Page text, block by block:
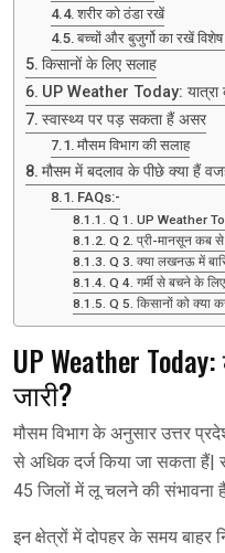
शरीर को ठंडा रखें
बच्चों और बुजुर्गो का रखें विशेष
किसानों के लिए सलाह
UP Weather Today: यात्रा
स्वास्थ्य पर पड़ सकता हैं असर
मौसम विभाग की सलाह
मौसम में बदलाव के पीछे क्या हैं
FAQs:-
Q 1. UP Weather
Q 2. प्री-मानसून कब
Q 3. क्या लखनऊ में
Q 4. गर्मी से बचने के
Q 5. किसानों को क्या
UP Weather
जारी?
मौसम विभाग के अनुसार उत्तर
से अधिक दर्ज किया जा सकता
45 जिलों में लू चलने की संभावना
इन क्षेत्रों में दोपहर के समय